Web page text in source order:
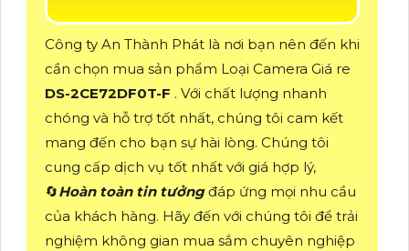
Công ty An Thành Phát là nơi bạn nên đến khi
cần chọn mua sản phẩm Loại Camera Giá re
DS-2CE72DF0T-F . Với chất lượng nhanh
chóng và hỗ trợ tốt nhất, chúng tôi cam kết
mang đến cho bạn sự hài lòng. Chúng tôi
cung cấp dịch vụ tốt nhất với giá hợp lý,
🔄Hoàn toàn tin tưởngđáp ứng mọi nhu cầu
của khách hàng. Hãy đến với chúng tôi để trải
nghiệm không gian mua sắm chuyên nghiệp